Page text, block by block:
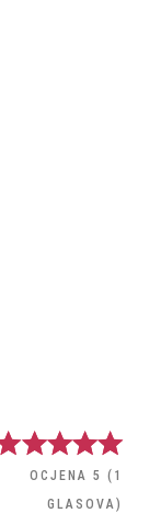
OCJENA 5 ( 1
GLASOVA)